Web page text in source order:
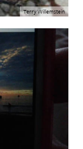
Terry Willemstein